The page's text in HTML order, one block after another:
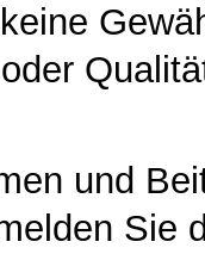
und
Sie